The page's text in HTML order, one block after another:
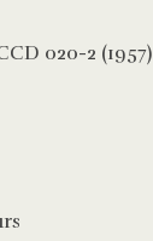
020-2 (1957)